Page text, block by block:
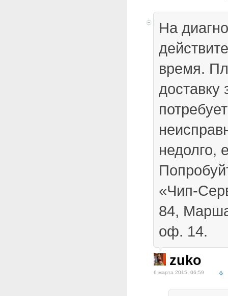
На
время.
доставку
недолго,
«Чип-
84,
оф. 14.
zuko
6 марта 2015, 06:59